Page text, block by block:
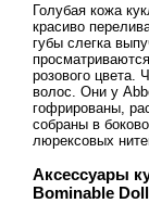
Голубая кожа
красиво
губы слегка
розового цвета.
волос. Они у
гофрированы,
собраны в
люрексовых
Аксессуары
Bominable Doll